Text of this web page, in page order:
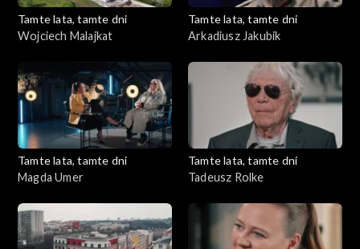
Tamte lata, tamte dni
Wojciech Malajkat
Tamte lata, tamte dni
Arkadiusz Jakubik
Tamte lata, tamte dni
Magda Umer
Tamte lata, tamte dni
Tadeusz Rolke